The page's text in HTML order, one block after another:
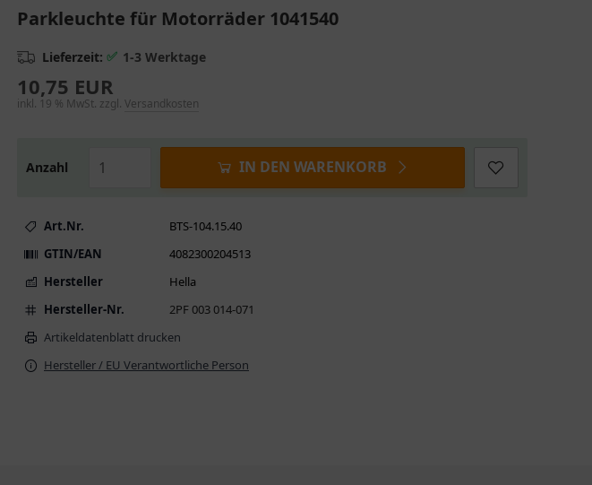
Parkleuchte für Motorräder 1041540
Lieferzeit: ✅ 1-3 Werktage
10,75 EUR
inkl. 19 % MwSt. zzgl. Versandkosten
Anzahl IN DEN WARENKORB
Art.Nr.
BTS-104.15.40
GTIN/EAN
4082300204513
Hersteller
Hella
Hersteller-Nr.
2PF 003 014-071
Artikeldatenblatt drucken
Hersteller / EU Verantwortliche Person